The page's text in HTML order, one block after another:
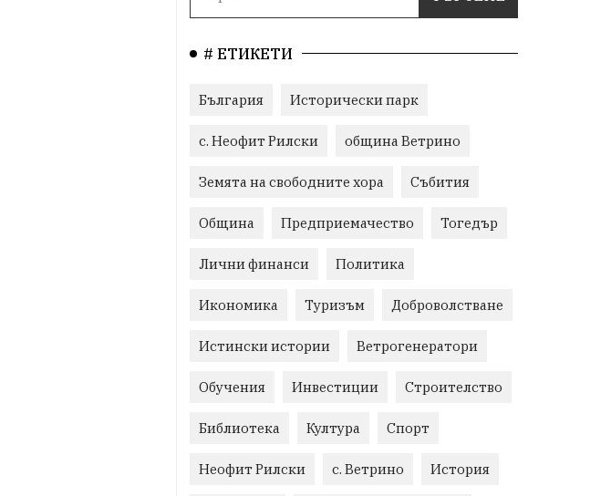
# ЕТИКЕТИ
България Исторически парк
с. Неофит Рилски община Ветрино
Земята на свободните хора Събития
Община Предприемачество Тогедър
Лични финанси Политика
Икономика Туризъм Доброволстване
Истински истории Ветрогенератори
Обучения Инвестиции Строителство
Библиотека Култура Спорт
Неофит Рилски с. Ветрино История